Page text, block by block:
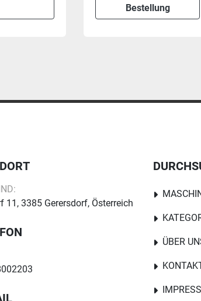
Bestellung
11, 3385 Gerersdorf, Österreich
ÜBER